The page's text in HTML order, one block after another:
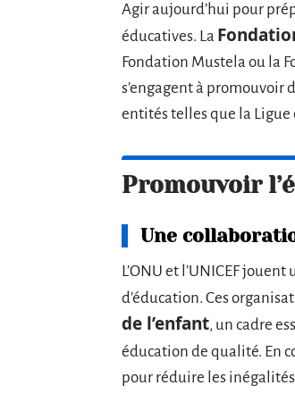
Agir aujourd’hui pour
éducatives. La
Fondation Mustela ou la
s’engagent à promouvoir
entités telles que la Ligue
Promouvoir
Une
L’ONU et l’UNICEF
d’éducation. Ces
de l’enfant, un cadre
éducation de qualité. En
pour réduire les